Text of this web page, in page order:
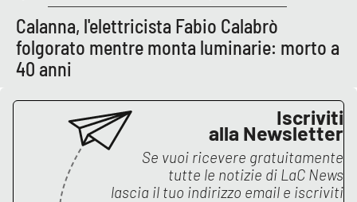
PROGETTI
Buona Sanità Calabria
CALABRIAVISIONE
Destinazioni
Eventi
Calanna, l'elettricista Fabio Calabrò
folgorato mentre monta luminarie: morto a
40 anni
Iscriviti
alla Newsletter
Se vuoi ricevere gratuitamente
tutte le notizie di LaC News
lascia il tuo indirizzo email e iscriviti